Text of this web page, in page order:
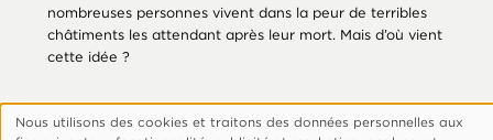
nombreuses personnes vivent dans la peur de terribles
châtiments les attendant après leur mort. Mais d’où vient
cette idée ?
Utilisation
Nous utilisons des cookies et traitons des données personnelles aux